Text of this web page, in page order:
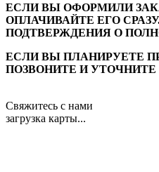
ЕСЛИ ВЫ ОФОРМИЛИ
ОПЛАЧИВАЙТЕ ЕГО
ПОДТВЕРЖДЕНИЯ О
ЕСЛИ ВЫ ПЛАНИРУЕТЕ
ПОЗВОНИТЕ И
Свяжитесь с нами
загрузка карты...